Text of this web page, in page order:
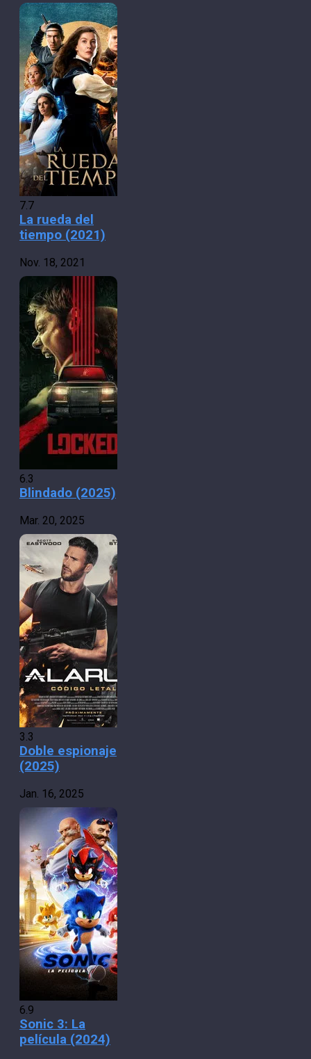
7.7
La rueda del
tiempo (2021)
Nov. 18, 2021
6.3
Blindado (2025)
Mar. 20, 2025
3.3
Doble espionaje
(2025)
Jan. 16, 2025
6.9
Sonic 3: La
película (2024)